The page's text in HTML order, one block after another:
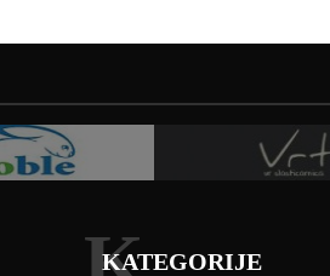
KATEGORIJE